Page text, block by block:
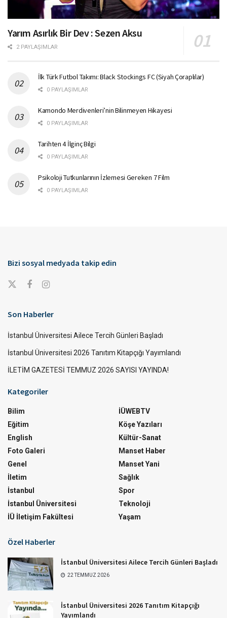
Yarım Asırlık Bir Dev : Sezen Aksu
2 PAYLAŞIMLAR
İlk Türk Futbol Takımı: Black Stockings FC (Siyah Çoraplılar)
0 PAYLAŞIMLAR
Kamondo Merdivenleri’nin Bilinmeyen Hikayesi
0 PAYLAŞIMLAR
Tarihten 4 İlginç Bilgi
0 PAYLAŞIMLAR
Psikoloji Tutkunlarının İzlemesi Gereken 7 Film
0 PAYLAŞIMLAR
Bizi sosyal medyada takip edin
Son Haberler
İstanbul Üniversitesi Ailece Tercih Günleri Başladı
İstanbul Üniversitesi 2026 Tanıtım Kitapçığı Yayımlandı
İLETİM GAZETESİ TEMMUZ 2026 SAYISI YAYINDA!
Kategoriler
Bilim
Eğitim
English
Foto Galeri
Genel
İletim
İstanbul
İstanbul Üniversitesi
İÜ İletişim Fakültesi
İÜWEBTV
Köşe Yazıları
Kültür-Sanat
Manset Haber
Manset Yani
Sağlık
Spor
Teknoloji
Yaşam
Özel Haberler
İstanbul Üniversitesi Ailece Tercih Günleri Başladı
22 TEMMUZ 2026
İstanbul Üniversitesi 2026 Tanıtım Kitapçığı
Yayımlandı